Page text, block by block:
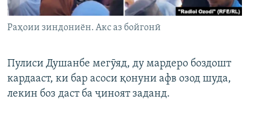
Раҳоии зиндониён. Акс аз бойгонӣ
Пулиси Душанбе мегӯяд, ду мардеро боздошт
кардааст, ки бар асоси қонуни афв озод шуда,
лекин боз даст ба ҷиноят заданд.